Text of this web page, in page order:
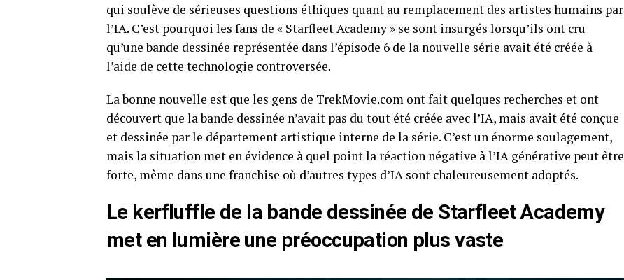
qui soulève de sérieuses questions éthiques quant au remplacement des artistes humains par
l’IA. C’est pourquoi les fans de « Starfleet Academy » se sont insurgés lorsqu’ils ont cru
qu’une bande dessinée représentée dans l’épisode 6 de la nouvelle série avait été créée à
l’aide de cette technologie controversée.
La bonne nouvelle est que les gens de TrekMovie.com ont fait quelques recherches et ont
découvert que la bande dessinée n’avait pas du tout été créée avec l’IA, mais avait été conçue
et dessinée par le département artistique interne de la série. C’est un énorme soulagement,
mais la situation met en évidence à quel point la réaction négative à l’IA générative peut être
forte, même dans une franchise où d’autres types d’IA sont chaleureusement adoptés.
Le kerfluffle de la bande dessinée de Starfleet Academy
met en lumière une préoccupation plus vaste